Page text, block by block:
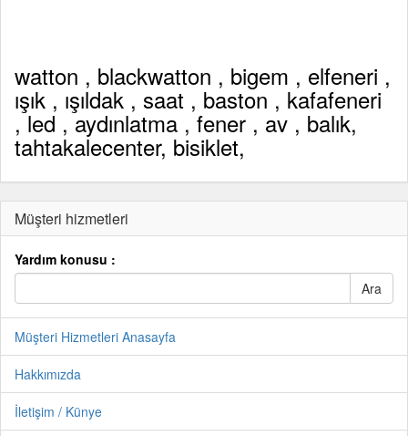
watton , blackwatton , bigem , elfeneri ,
ışık , ışıldak , saat , baston , kafafeneri
, led , aydınlatma , fener , av , balık,
tahtakalecenter, bisiklet,
Müşteri hizmetleri
Yardım konusu :
Müşteri Hizmetleri Anasayfa
Hakkımızda
İletişim / Künye